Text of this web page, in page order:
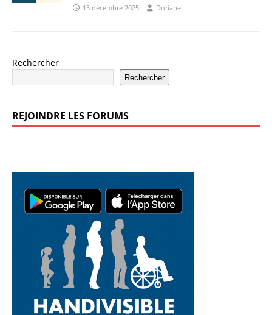
15 décembre 2025 Doriane
Rechercher
Rechercher
REJOINDRE LES FORUMS